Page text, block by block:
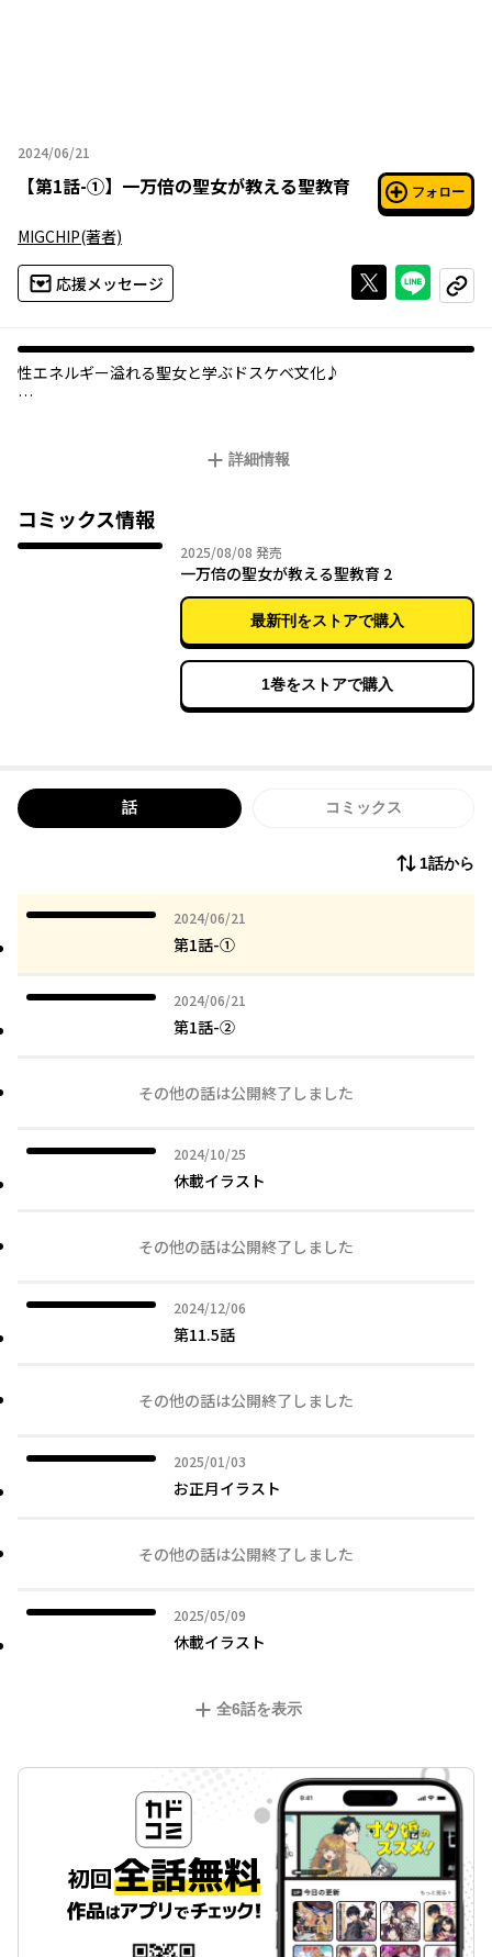
2024/06/21
2024年06月21日
【第1話-①】 一万倍の聖女が教える聖教育 フォロー
MIGCHIP(著者)
応援メッセージ Xで投稿する
ライン
コピー
性エネルギー溢れる聖女と学ぶドスケベ文化♪
今この世界に迫っている危機、封印が解かれつつある冥界の門を
なのである！
聖女としての務めを果たそうと意気込むマティナだったが、必要
なのは「性」のエネルギー、通称「エロルギー」であり、マティ
ナは常人の一万倍のエロルギーを秘めたドスケベ聖女だったのだ!!
そして、聖女マティナはそのドスケベさを見込まれ、なぜだかド
スケベ文化を教える先生になることに…!?
詳細情報
コミックス情報
2025/08/08 2025年08月08日
発売
一万倍の聖女が教える聖教育 2
最新刊をストアで購入
1巻をストアで購入
話 コミックス
1話から
2024/06/21
2024年06月21日
第1話-①
2024/06/21
2024年06月21日
第1話-②
その他の話は公開終了しました
2024/10/25
2024年10月25日
休載イラスト
その他の話は公開終了しました
2024/12/06
2024年12月06日
第11.5話
その他の話は公開終了しました
2025/01/03
2025年01月03日
お正月イラスト
その他の話は公開終了しました
2025/05/09
2025年05月09日
休載イラスト
全6話を表示